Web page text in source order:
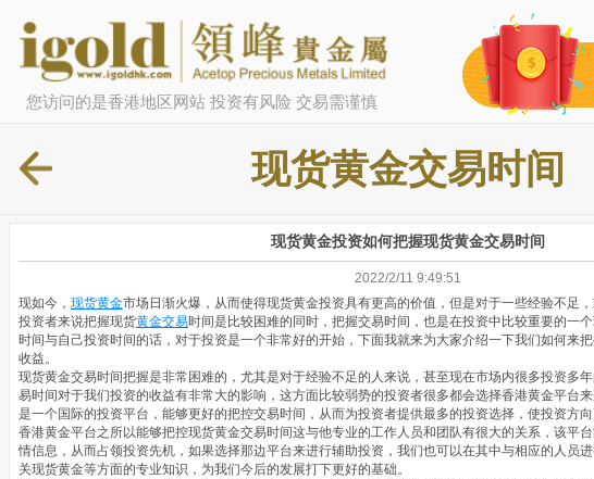
您访问的是香港地区网站 投资有风险 交易需谨慎
现货黄金交易时间
现货黄金投资如何把握现货黄金交易时间
2022/2/11 9:49:51
现如今， 现货黄金市场日渐火爆，从而使得现货黄金投资具有更高的价值，但是对于一些经验不足
投资者来说把握现货黄金交易时间是比较困难的同时，把握交易时间，也是在投资中比较重要的一
时间与自己投资时间的话，对于投资是一个非常好的开始，下面我就来为大家介绍一下我们如何来
收益。
现货黄金交易时间把握是非常困难的，尤其是对于经验不足的人来说，甚至现在市场内很多投资多
易时间对于我们投资的收益有非常大的影响，这方面比较弱势的投资者很多都会选择香港黄金平台
是一个国际的投资平台，能够更好的把控交易时间，从而为投资者提供最多的投资选择，使投资方向
香港黄金平台之所以能够把控现货黄金交易时间这与他专业的工作人员和团队有很大的关系，该平
情信息，从而占领投资先机，如果选择那边平台来进行辅助投资，我们也可以在其中与相应的人员
关现货黄金等方面的专业知识，为我们今后的发展打下更好的基础。